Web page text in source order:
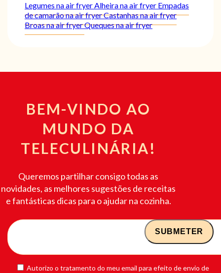
Legumes na air fryerAlheira na air fryer Empadas
de camarão na air fryerCastanhas na air fryer
Broas na air fryerQueques na air fryer
BEM-VINDO AO
MUNDO DA
TELECULINÁRIA!
Queremos partilhar consigo todas as
novidades, as melhores sugestões de receitas
e fantásticas dicas para o ajudar na cozinha.
Autorizo o tratamento do meu email para efeito de envio de